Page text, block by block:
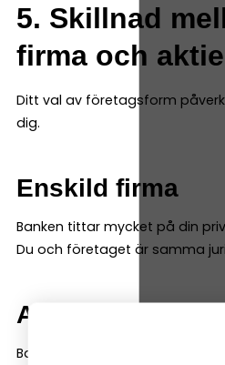
5. Skillnad
firma och
Ditt val av företagsform
dig.
Enskild firma
Banken tittar mycket på din
Du och företaget är samma
Aktiebolag
Banken tittar på bolagets